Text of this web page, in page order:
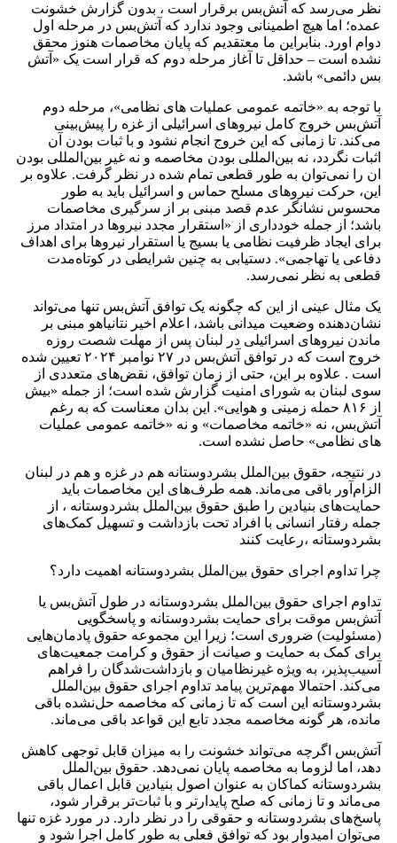
نظر می‌رسد که آتش‌بس برقرار است ، بدون گزارش خشونت
عمده؛ اما هیچ اطمینانی وجود ندارد که آتش‌بس در مرحله اول
دوام اورد. بنابراین ما معتقدیم که پایان مخاصمات هنوز محقق
نشده است – حداقل تا آغاز مرحله دوم که قرار است یک «آتش
بس دائمی» باشد.
با توجه به «خاتمه عمومی عملیات های نظامی»، مرحله دوم
آتش‌بس خروج کامل نیروهای اسرائیلی از غزه را پیش‌بینی
می‌کند. تا زمانی که این خروج انجام نشود و با ثبات بودن آن
اثبات نگردد، نه بین‌المللی بودن مخاصمه و نه غیر بین‌المللی بودن
ان را نمی‌توان به طور قطعی تمام شده در نظر گرفت. علاوه بر
این، حرکت نیروهای مسلح حماس و اسرائیل باید به طور
محسوس نشانگر عدم قصد مبنی بر از سرگیری مخاصمات
باشد؛ از جمله خودداری از «استقرار مجدد نیروها در امتداد مرز
برای ایجاد ظرفیت نظامی یا بسیج یا استقرار نیروها برای اهداف
دفاعی یا تهاجمی». دستیابی به چنین شرایطی در کوتاه‌مدت
قطعی به نظر نمی‌رسد.
یک مثال عینی از این که چگونه یک توافق آتش‌بس تنها می‌تواند
نشان‌دهنده وضعیت میدانی باشد، اعلام اخیر نتانیاهو مبنی بر
ماندن نیروهای اسرائیلی در لبنان پس از مهلت شصت روزه
خروج است که در توافق آتش‌بس در ۲۷ نوامبر ۲۰۲۴ تعیین شده
است . علاوه‌ بر این، حتی از زمان توافق، نقض‌های متعددی از
سوی لبنان به شورای امنیت گزارش شده است؛ از جمله «بیش
از ۸۱۶ حمله زمینی و هوایی». این بدان معناست که به ‌رغم
آتش‌بس، نه «خاتمه مخاصمات» و نه «خاتمه عمومی عملیات
های نظامی» حاصل نشده است.
در نتیجه، حقوق بین‌الملل بشردوستانه هم در غزه و هم در لبنان
الزام‌آور باقی می‌ماند. همه طرف‌های این مخاصمات باید
حمایت‌های بنیادین را طبق حقوق بین‌الملل بشردوستانه ، از
جمله رفتار انسانی با افراد تحت بازداشت و تسهیل کمک‌های
بشردوستانه ،رعایت کنند
چرا تداوم اجرای حقوق بین‌الملل بشردوستانه اهمیت دارد؟
تداوم اجرای حقوق بین‌الملل بشردوستانه در طول آتش‌بس یا
آتش‌بس موقت برای حمایت بشردوستانه و پاسخگویی
(مسئولیت) ضروری است؛ زیرا این مجموعه حقوق پادمان‌هایی
برای کمک به حمایت و صیانت از حقوق و کرامت جمعیت‌های
آسیب‌پذیر، به‌ ویژه غیرنظامیان و بازداشت‌شدگان را فراهم
می‌کند. احتمالا مهم‌ترین پیامد تداوم اجرای حقوق بین‌الملل
بشردوستانه این است که تا زمانی که مخاصمه حل‌نشده باقی
مانده، هر گونه مخاصمه مجدد تابع این قواعد باقی می‌ماند.
آتش‌بس اگرچه می‌تواند خشونت را به میزان قابل توجهی کاهش
دهد، اما لزوما به مخاصمه پایان نمی‌دهد. حقوق بین‌الملل
بشردوستانه کماکان به عنوان اصول بنیادین قابل اعمال باقی
می‌ماند و تا زمانی که صلح پایدارتر و با ثبات‌تر برقرار شود،
پاسخ‌های بشردوستانه و حقوقی را در نظر دارد. در مورد غزه تنها
می‌توان امیدوار بود که توافق فعلی به طور کامل اجرا شود و